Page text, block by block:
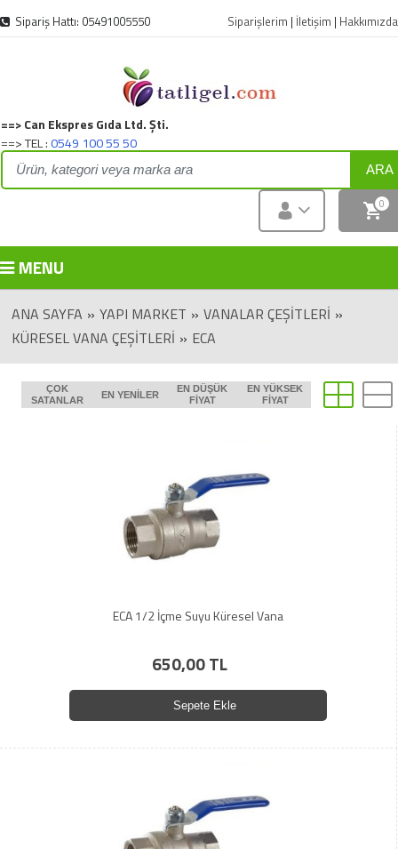
Sipariş Hattı: 05491005550 Siparişlerim | İletişim | Hakkımızda
Can Ekspres Gıda Ltd. Şti.
TEL :0549 100 55 50
ARA
0
MENU
ANA SAYFA » YAPI MARKET » VANALAR ÇEŞITLERI »
KÜRESEL VANA ÇEŞITLERI » ECA
ÇOK
SATANLAR
EN YENILER
EN DÜŞÜK
FIYAT
EN YÜKSEK
FIYAT
ECA 1/2 İçme Suyu Küresel Vana
650,00 TL
Sepete Ekle